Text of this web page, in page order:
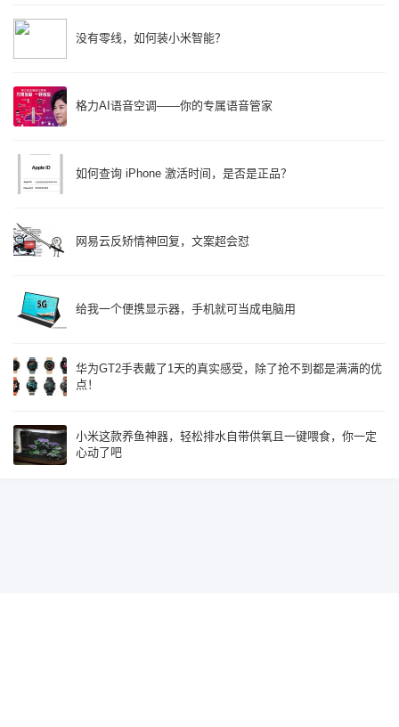
没有零线，如何装小米智能？
格力AI语音空调——你的专属语音管家
如何查询 iPhone 激活时间，是否是正品？
网易云反矫情神回复，文案超会怼
给我一个便携显示器，手机就可当成电脑用
华为GT2手表戴了1天的真实感受，除了抢不到都是满满的优
点！
小米这款养鱼神器，轻松排水自带供氧且一键喂食，你一定
心动了吧